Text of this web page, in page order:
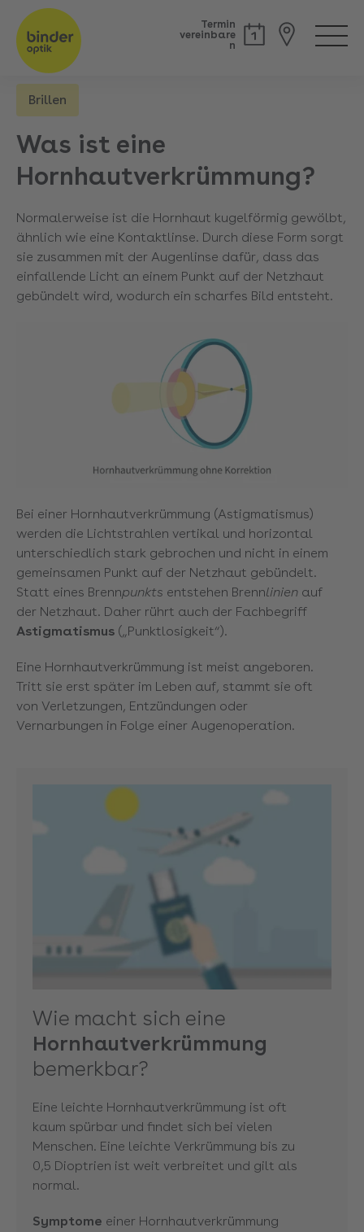
Termin
vereinbare
n
Back
Brillen
Was ist eine
Hornhautverkrümmung?
Normalerweise ist die Hornhaut kugelförmig gewölbt,
ähnlich wie eine Kontaktlinse. Durch diese Form sorgt
sie zusammen mit der Augenlinse dafür, dass das
einfallende Licht an einem Punkt auf der Netzhaut
gebündelt wird, wodurch ein scharfes Bild entsteht.
Bei einer Hornhautverkrümmung (Astigmatismus)
werden die Lichtstrahlen vertikal und horizontal
unterschiedlich stark gebrochen und nicht in einem
gemeinsamen Punkt auf der Netzhaut gebündelt.
Statt eines Brennpunkts entstehen Brennlinien auf
der Netzhaut. Daher rührt auch der Fachbegriff
Astigmatismus („Punktlosigkeit“).
Eine Hornhautverkrümmung ist meist angeboren.
Tritt sie erst später im Leben auf, stammt sie oft
von Verletzungen, Entzündungen oder
Vernarbungen in Folge einer Augenoperation.
Wie macht sich eine
Hornhautverkrümmung
bemerkbar?
Eine leichte Hornhautverkrümmung ist oft
kaum spürbar und findet sich bei vielen
Menschen. Eine leichte Verkrümmung bis zu
0,5 Dioptrien ist weit verbreitet und gilt als
normal.
Symptome einer Hornhautverkrümmung